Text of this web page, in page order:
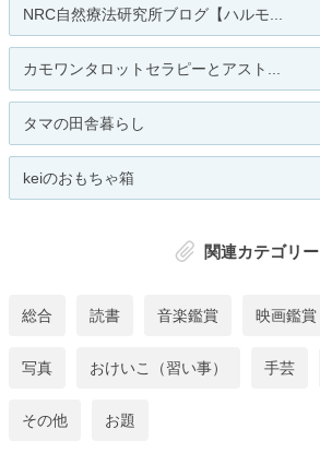
NRC自然療法研究所ブログ【ハルモ...
カモワンタロットセラピーとアスト...
タマの田舎暮らし
keiのおもちゃ箱
関連カテゴリー
総合 読書 音楽鑑賞 映画鑑賞
写真 おけいこ（習い事） 手芸
その他 お題